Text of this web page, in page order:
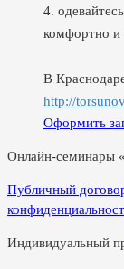
4.
комфортно и
В
http://
Оформить
Онлайн-семинары
Публичный
Индивидуальный